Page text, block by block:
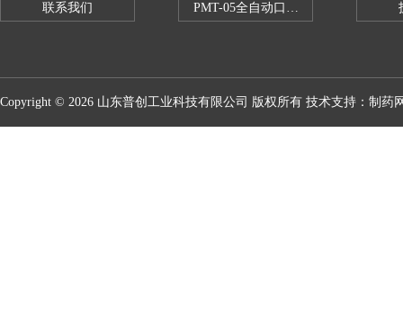
联系我们 PMT-05全自动口红折断力测试仪
Copyright © 2026 山东普创工业科技有限公司 版权所有 技术支持： 制药